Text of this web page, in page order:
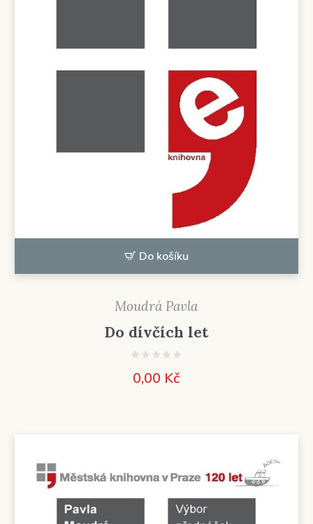
Do košíku
Moudrá Pavla
Do dívčích let
0,00 Kč